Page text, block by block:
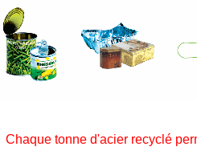
Chaque tonne d'acier recyclé